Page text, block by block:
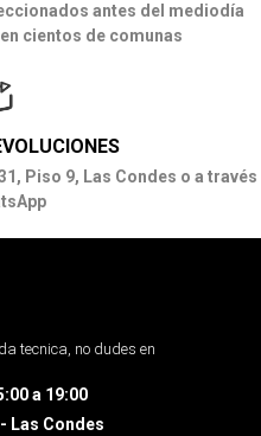
antes del mediodía
cientos de comunas
Piso 9, Las Condes o a través
tecnica, no dudes en
a 19:00
Las Condes